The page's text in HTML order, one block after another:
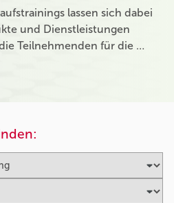
lassen sich dabei
und Dienstleistungen
Teilnehmenden für die …